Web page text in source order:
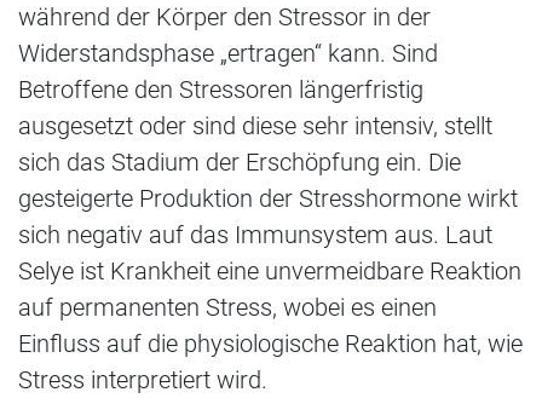
während der Körper den Stressor in der
Widerstandsphase „ertragen“ kann. Sind
Betroffene den Stressoren längerfristig
ausgesetzt oder sind diese sehr intensiv, stellt
sich das Stadium der Erschöpfung ein. Die
gesteigerte Produktion der Stresshormone wirkt
sich negativ auf das Immunsystem aus. Laut
Selye ist Krankheit eine unvermeidbare Reaktion
auf permanenten Stress, wobei es einen
Einfluss auf die physiologische Reaktion hat, wie
Stress interpretiert wird.